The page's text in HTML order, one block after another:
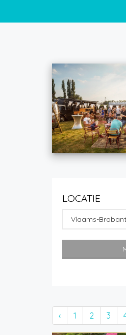
LOCATIE
Vlaams-Brabant
‹ 1 2 3